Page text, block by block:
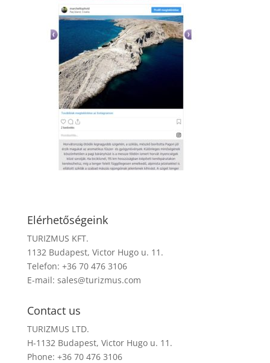
Elérhetőségeink
TURIZMUS KFT.
1132 Budapest, Victor Hugo u. 11.
Telefon: +36 70 476 3106
E-mail: sales@turizmus.com
Contact us
TURIZMUS LTD.
H-1132 Budapest, Victor Hugo u. 11.
Phone: +36 70 476 3106